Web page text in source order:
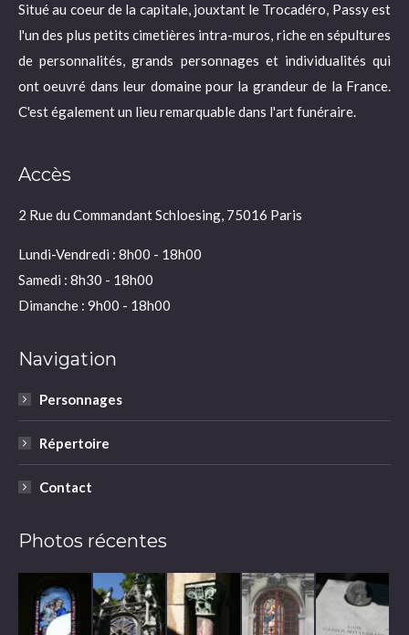
Situé au coeur de la capitale, jouxtant le Trocadéro, Passy est
l'un des plus petits cimetières intra-muros, riche en sépultures
de personnalités, grands personnages et individualités qui
ont oeuvré dans leur domaine pour la grandeur de la France.
C'est également un lieu remarquable dans l'art funéraire.
Accès
2 Rue du Commandant Schloesing, 75016 Paris
Lundi-Vendredi : 8h00 - 18h00
Samedi : 8h30 - 18h00
Dimanche : 9h00 - 18h00
Navigation
Personnages
Répertoire
Contact
Photos récentes